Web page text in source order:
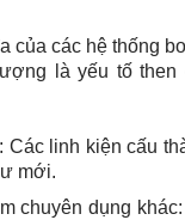
của các hệ thống
là yếu tố then
Các linh kiện cấu
mới.
chuyên dụng